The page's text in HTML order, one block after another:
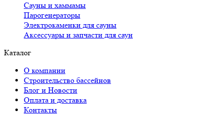
Сауны и хаммамы
Парогенераторы
Электрокаменки для сауны
Аксессуары и запчасти для саун
Каталог
О компании
Строительство бассейнов
Блог и Новости
Оплата и доставка
Контакты